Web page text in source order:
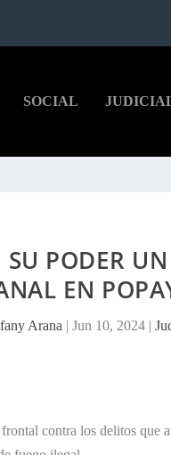
SOCIAL
PODER
EN
Arana |Jun 10, 2024 |
contra los delitos que